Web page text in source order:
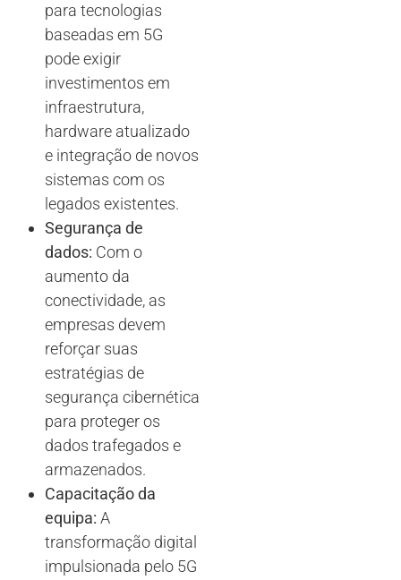
para tecnologias
baseadas em 5G
pode exigir
investimentos em
infraestrutura,
hardware atualizado
e integração de novos
sistemas com os
legados existentes.
Segurança de
dados: Com o
aumento da
conectividade, as
empresas devem
reforçar suas
estratégias de
segurança cibernética
para proteger os
dados trafegados e
armazenados.
Capacitação da
equipa: A
transformação digital
impulsionada pelo 5G